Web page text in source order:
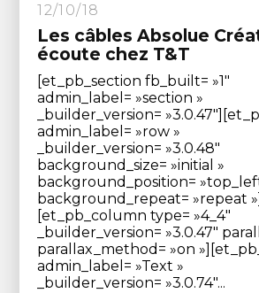
12/10/18
Les câbles Absolue
écoute chez T&T
[et_pb_section fb_built= »1″
admin_label= »section »
_builder_version=
admin_label= »row »
_builder_version= »3.0.48″
background_size= »initial »
background_position=
background_repeat= »repeat »]
[et_pb_column type= »4_4″
_builder_version= »3.0.47″
parallax_method= »on
admin_label= »Text »
_builder_version= »3.0.74″...